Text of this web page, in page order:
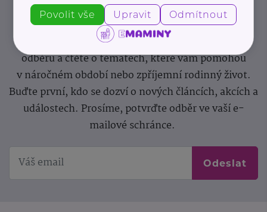
Pravidelný přísun novinek, inspirace na každý den,
podpora pro rodiče i sdílení zkušeností. Takový je
Newsletter webu eMaminy.cz. Přihlaste se k jeho
odběru a čtěte o tématech, které vám pomohou
v náročném období nebo zpříjemní rodinný život.
Buďte první, kdo se dozví o nových článcích, akcích a
událostech. Prosíme, potvrďte odběr ve vaší e-
mailové schránce.
Odeslat
Povolit vše Upravit Odmítnout